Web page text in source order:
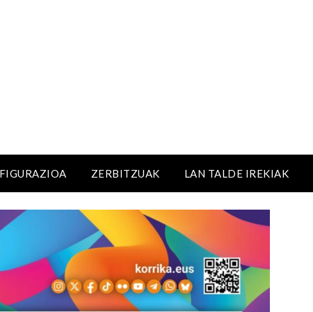
ZERBITZUAK LAN TALDE IREKIAK